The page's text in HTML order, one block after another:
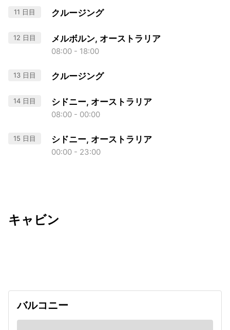
11 日目 クルージング
12 日目 メルボルン, オーストラリア
08:00 - 18:00
13 日目 クルージング
14 日目 シドニー, オーストラリア
08:00 - 00:00
15 日目 シドニー, オーストラリア
00:00 - 23:00
キャビン
バルコニー